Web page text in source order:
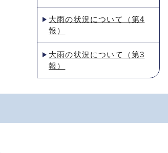
大雨の状況について（第4
報）
大雨の状況について（第3
報）